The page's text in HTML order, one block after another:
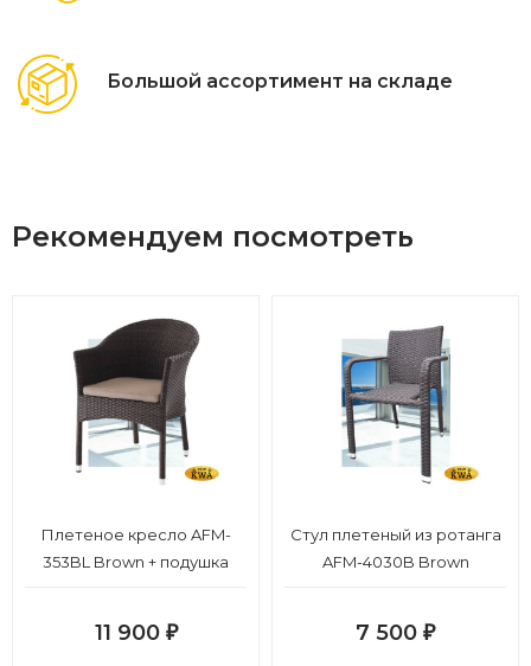
Большой ассортимент на складе
Рекомендуем посмотреть
Плетеное кресло AFM-
353BL Brown + подушка
11 900 ₽
Стул плетеный из ротанга
AFM-4030B Brown
7 500 ₽